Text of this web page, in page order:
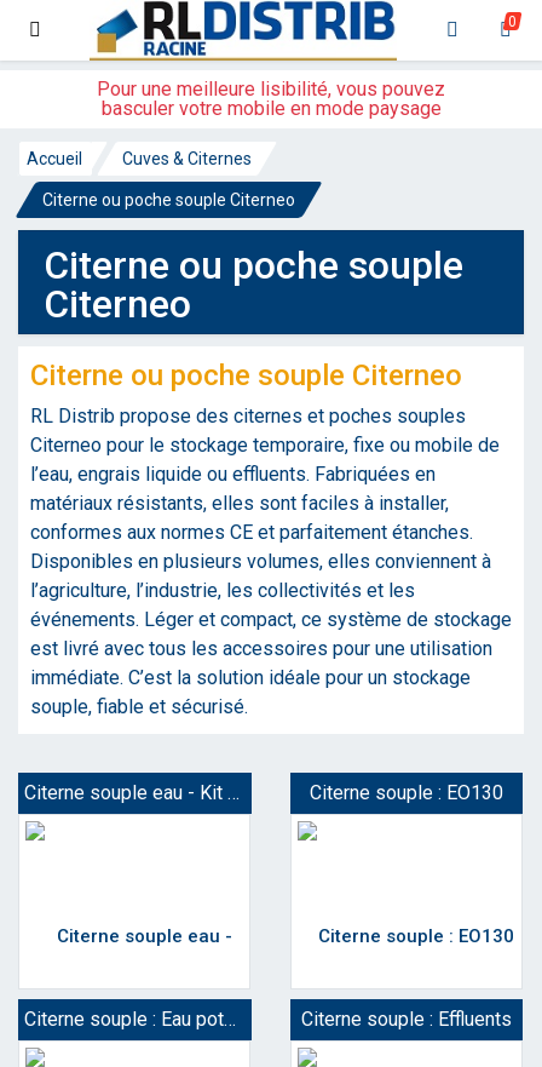
0
Pour une meilleure lisibilité, vous pouvez
basculer votre mobile en mode paysage
Accueil Cuves & Citernes
Citerne ou poche souple Citerneo
Citerne ou poche souple
Citerneo
Citerne ou poche souple Citerneo
RL Distrib propose des citernes et poches souples
Citerneo pour le stockage temporaire, fixe ou mobile de
l’eau, engrais liquide ou effluents. Fabriquées en
matériaux résistants, elles sont faciles à installer,
conformes aux normes CE et parfaitement étanches.
Disponibles en plusieurs volumes, elles conviennent à
l’agriculture, l’industrie, les collectivités et les
événements. Léger et compact, ce système de stockage
est livré avec tous les accessoires pour une utilisation
immédiate. C’est la solution idéale pour un stockage
souple, fiable et sécurisé.
Citerne souple eau - Kit complet Citerne souple : EO130
Citerne souple : Eau potable 110 ACS Citerne souple : Effluents